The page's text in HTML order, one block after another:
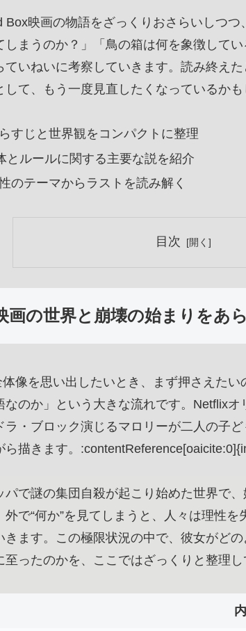
Box映画の物語をざっくりおさらいしつ
しまうのか？」「鳥の箱は何を象徴して
ていねいに考察していきます。読み終え
て、もう一度見直したくなっているかも
すじと世界観をコンパクトに整理
とルールに関する主要な説を紹介
のテーマからラストを読み解く
目次
画の世界と崩壊の始まりをあ
像を思い出したいとき、まず押さえた
なのか」という大きな流れです。Netflixオ
ラ・ブロック演じるマロリーが二人の子
ら描きます。
パで謎の集団自殺が起こり始めた世界で
で“何か”を見てしまうと、人々は理性
きます。この極限状況の中で、彼女がど
至ったのかを、ここではざっくりと整理し